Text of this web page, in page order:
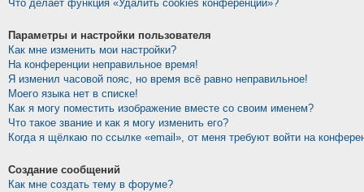
Что делает функция «Удалить cookies конференции»?
Параметры и настройки пользователя
Как мне изменить мои настройки?
На конференции неправильное время!
Я изменил часовой пояс, но время всё равно неправильное!
Моего языка нет в списке!
Как я могу поместить изображение вместе со своим именем?
Что такое звание и как я могу изменить его?
Когда я щёлкаю по ссылке «email», от меня требуют войти на
Создание сообщений
Как мне создать тему в форуме?